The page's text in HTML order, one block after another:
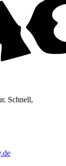
Schnell,